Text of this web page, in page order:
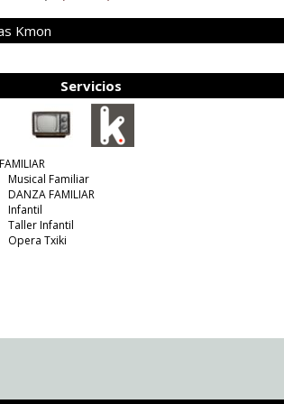
Kmon
Servicios
FAMILIAR
Musical Familiar
DANZA FAMILIAR
Infantil
Taller Infantil
Opera Txiki